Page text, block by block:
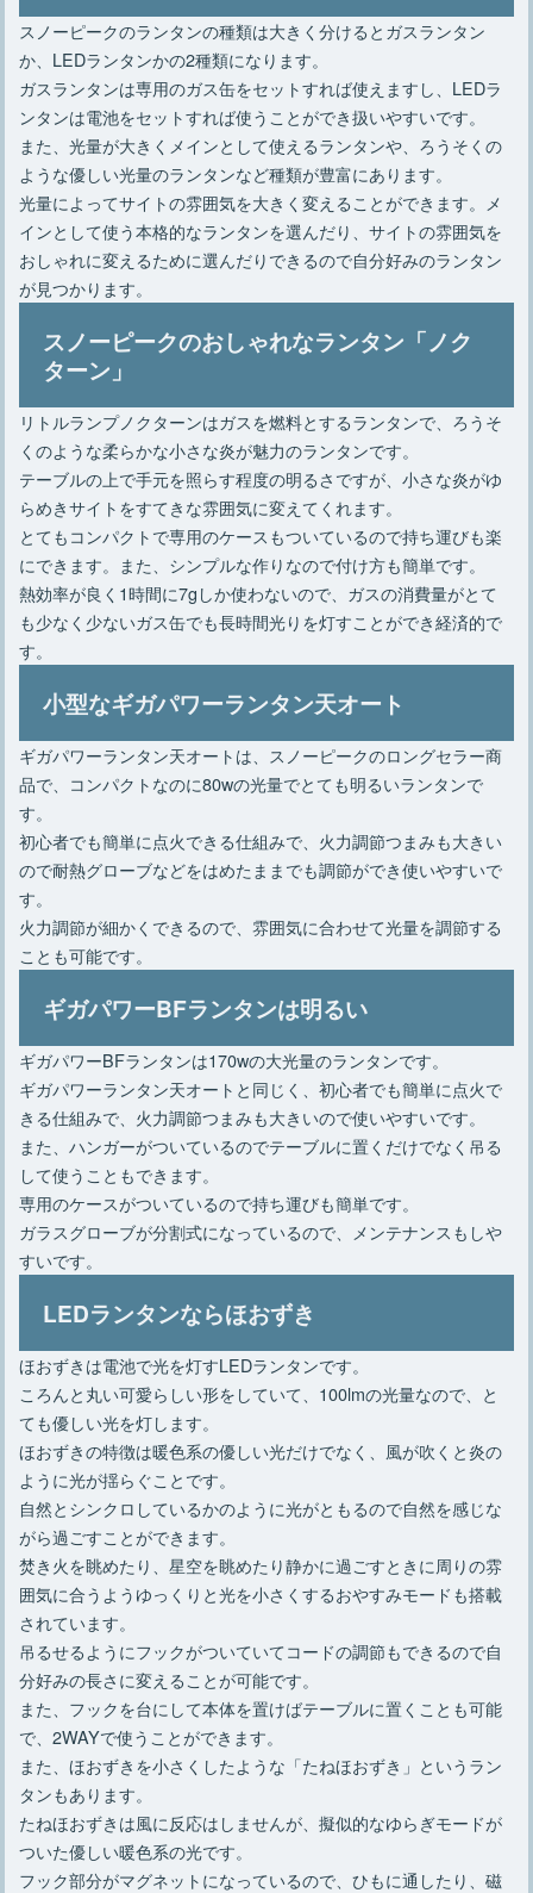
スノーピークのランタンの種類は大きく分けるとガスランタン
か、LEDランタンかの2種類になります。
ガスランタンは専用のガス缶をセットすれば使えますし、LEDラ
ンタンは電池をセットすれば使うことができ扱いやすいです。
また、光量が大きくメインとして使えるランタンや、ろうそくの
ような優しい光量のランタンなど種類が豊富にあります。
光量によってサイトの雰囲気を大きく変えることができます。メ
インとして使う本格的なランタンを選んだり、サイトの雰囲気を
おしゃれに変えるために選んだりできるので自分好みのランタン
が見つかります。
スノーピークのおしゃれなランタン「ノク
ターン」
リトルランプノクターンはガスを燃料とするランタンで、ろうそ
くのような柔らかな小さな炎が魅力のランタンです。
テーブルの上で手元を照らす程度の明るさですが、小さな炎がゆ
らめきサイトをすてきな雰囲気に変えてくれます。
とてもコンパクトで専用のケースもついているので持ち運びも楽
にできます。また、シンプルな作りなので付け方も簡単です。
熱効率が良く1時間に7gしか使わないので、ガスの消費量がとて
も少なく少ないガス缶でも長時間光りを灯すことができ経済的で
す。
小型なギガパワーランタン天オート
ギガパワーランタン天オートは、スノーピークのロングセラー商
品で、コンパクトなのに80wの光量でとても明るいランタンで
す。
初心者でも簡単に点火できる仕組みで、火力調節つまみも大きい
ので耐熱グローブなどをはめたままでも調節ができ使いやすいで
す。
火力調節が細かくできるので、雰囲気に合わせて光量を調節する
ことも可能です。
ギガパワーBFランタンは明るい
ギガパワーBFランタンは170wの大光量のランタンです。
ギガパワーランタン天オートと同じく、初心者でも簡単に点火で
きる仕組みで、火力調節つまみも大きいので使いやすいです。
また、ハンガーがついているのでテーブルに置くだけでなく吊る
して使うこともできます。
専用のケースがついているので持ち運びも簡単です。
ガラスグローブが分割式になっているので、メンテナンスもしや
すいです。
LEDランタンならほおずき
ほおずきは電池で光を灯すLEDランタンです。
ころんと丸い可愛らしい形をしていて、100lmの光量なので、と
ても優しい光を灯します。
ほおずきの特徴は暖色系の優しい光だけでなく、風が吹くと炎の
ように光が揺らぐことです。
自然とシンクロしているかのように光がともるので自然を感じな
がら過ごすことができます。
焚き火を眺めたり、星空を眺めたり静かに過ごすときに周りの雰
囲気に合うようゆっくりと光を小さくするおやすみモードも搭載
されています。
吊るせるようにフックがついていてコードの調節もできるので自
分好みの長さに変えることが可能です。
また、フックを台にして本体を置けばテーブルに置くことも可能
で、2WAYで使うことができます。
また、ほおずきを小さくしたような「たねほおずき」というラン
タンもあります。
たねほおずきは風に反応はしませんが、擬似的なゆらぎモードが
ついた優しい暖色系の光です。
フック部分がマグネットになっているので、ひもに通したり、磁